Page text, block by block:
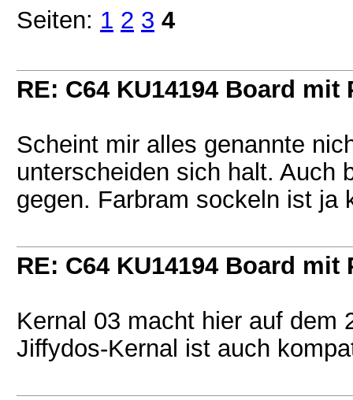
Seiten: 1 2 3 4
RE: C64 KU14194 Board mit
Scheint mir alles genannte
unterscheiden sich halt. Auch
gegen. Farbram sockeln ist ja
RE: C64 KU14194 Board mit
Kernal 03 macht hier auf dem
Jiffydos-Kernal ist auch